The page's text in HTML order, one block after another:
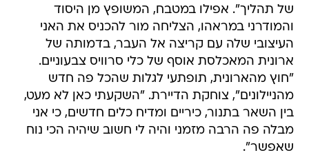
של תהליך". אפילו במטבח, המשופץ מן היסוד
והמודרני במראהו, הצליחה מור להכניס את האני
העיצובי שלה עם קריצה אל העבר, בדמותה של
ארונית המאכלסת אוסף של כלי סרוויס צבעוניים.
"חוץ מהארונית, תופתעי לגלות שהכל פה חדש
מהניילונים", צוחקת הדיירת. "השקעתי כאן לא מעט,
בין השאר בתנור, כיריים ומדיח כלים חדשים, כי אני
מבלה פה הרבה מזמני והיה לי חשוב שיהיה הכי נוח
שאפשר".